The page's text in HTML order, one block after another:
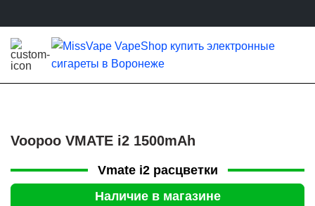
Voopoo VMATE i2 1500mAh
Vmate i2 расцветки
Наличие в магазине